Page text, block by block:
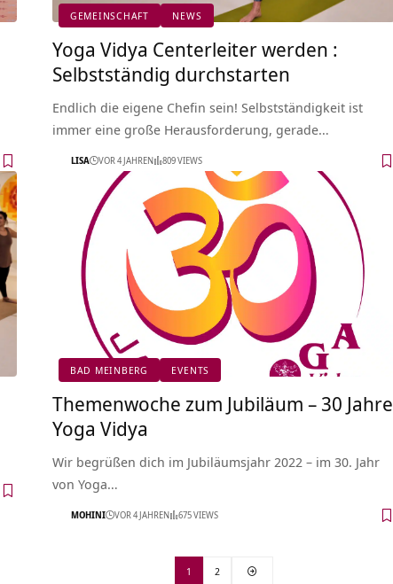
GEMEINSCHAFT NEWS
Yoga Vidya Centerleiter werden :
Selbstständig durchstarten
Endlich die eigene Chefin sein! Selbstständigkeit ist
immer eine große Herausforderung, gerade…
LISA VOR 4 JAHREN 809 VIEWS
BAD MEINBERG EVENTS
Themenwoche zum Jubiläum – 30 Jahre
Yoga Vidya
Wir begrüßen dich im Jubiläumsjahr 2022 – im 30. Jahr
von Yoga…
MOHINI VOR 4 JAHREN 675 VIEWS
1 2